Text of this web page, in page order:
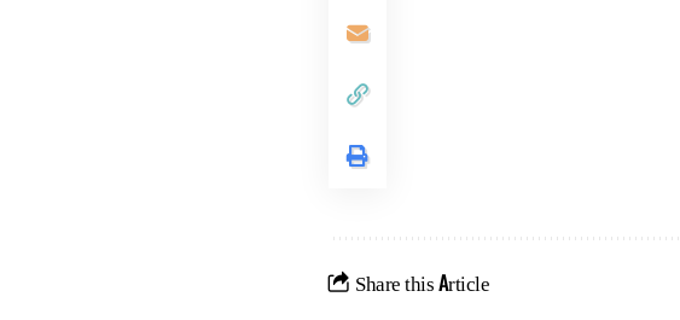
Share this Article